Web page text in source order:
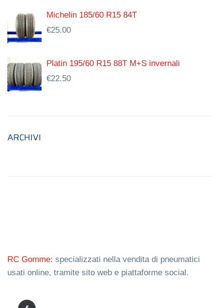
Michelin 185/60 R15 84T
€25.00
Platin 195/60 R15 88T M+S invernali
€22.50
ARCHIVI
RC Gomme: specializzati nella vendita di pneumatici
usati online, tramite sito web e piattaforme social.